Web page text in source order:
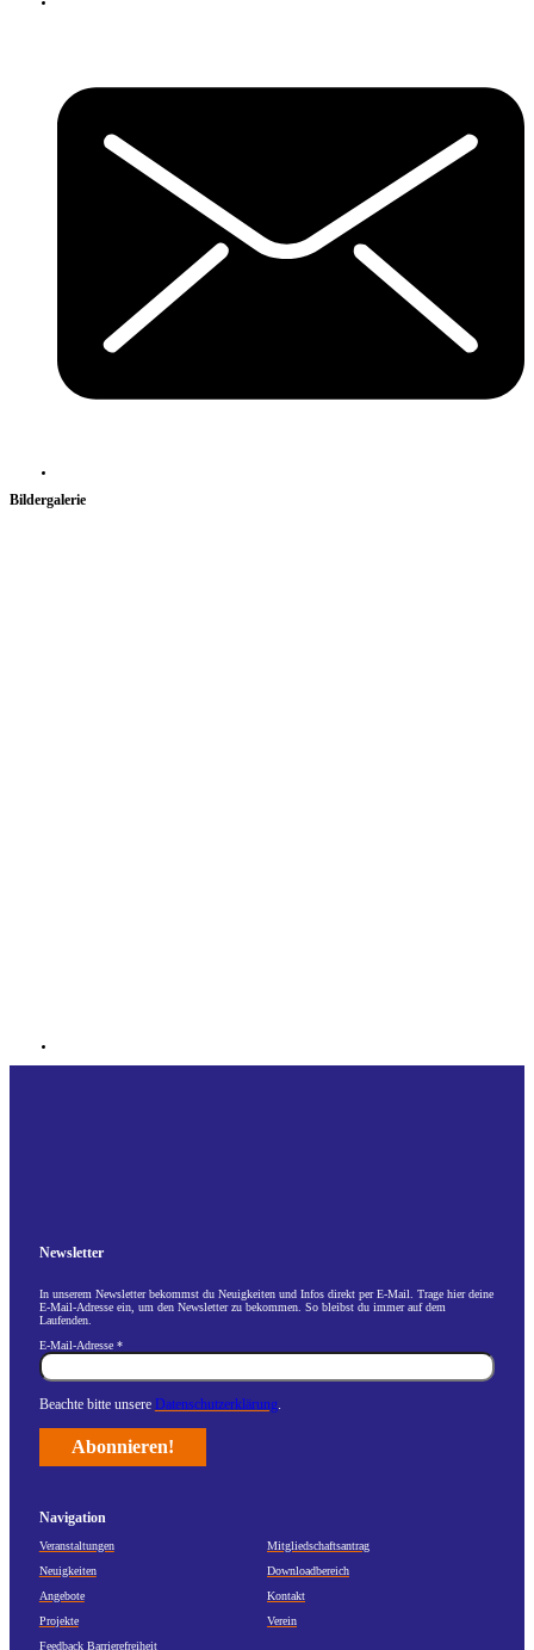
Bildergalerie
Newsletter
In unserem Newsletter bekommst du Neuigkeiten und Infos direkt per E-Mail. Trage hier deine
E-Mail-Adresse ein, um den Newsletter zu bekommen. So bleibst du immer auf dem
Laufenden.
E-Mail-Adresse *
Beachte bitte unsere Datenschutzerklärung.
Navigation
Veranstaltungen
Mitgliedschaftsantrag
Neuigkeiten
Downloadbereich
Angebote
Kontakt
Projekte
Verein
Feedback Barrierefreiheit